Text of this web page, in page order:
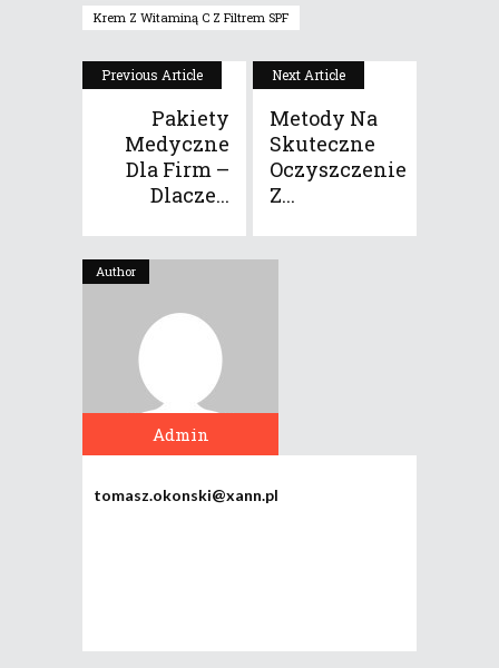
Krem Z Witaminą C Z Filtrem SPF
Previous Article
Pakiety
Medyczne
Dla Firm –
Dlacze...
Next Article
Metody Na
Skuteczne
Oczyszczenie
Z...
Author
Admin
tomasz.okonski@xann.pl